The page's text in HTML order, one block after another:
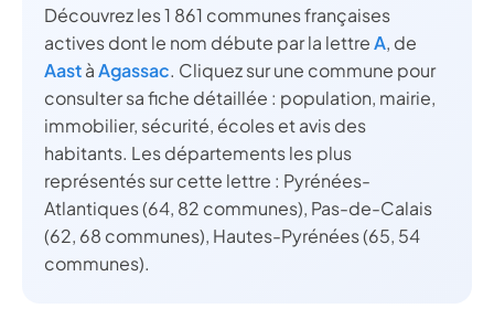
Découvrez les 1 861 communes françaises
actives dont le nom débute par la lettreA, de
AastàAgassac. Cliquez sur une commune pour
consulter sa fiche détaillée : population, mairie,
immobilier, sécurité, écoles et avis des
habitants. Les départements les plus
représentés sur cette lettre : Pyrénées-
Atlantiques (64, 82 communes), Pas-de-Calais
(62, 68 communes), Hautes-Pyrénées (65, 54
communes).